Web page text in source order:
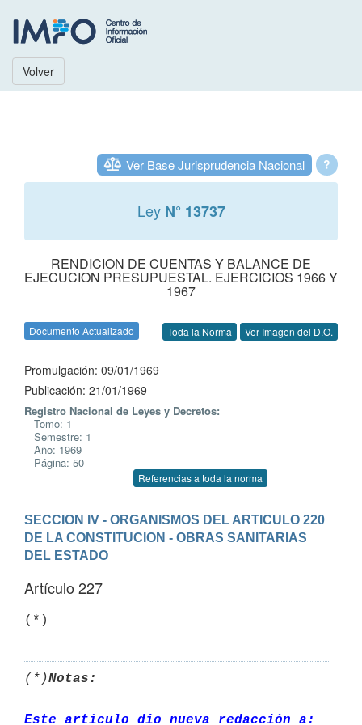
Volver
?
Ver Base Jurisprudencia Nacional
Ley N° 13737
RENDICION DE CUENTAS Y BALANCE DE
EJECUCION PRESUPUESTAL. EJERCICIOS 1966 Y
1967
Documento Actualizado Toda la Norma Ver Imagen del D.O.
Promulgación: 09/01/1969
Publicación: 21/01/1969
Registro Nacional de Leyes y Decretos:
Tomo: 1
Semestre: 1
Año: 1969
Página: 50
Referencias a toda la norma
SECCION IV - ORGANISMOS DEL ARTICULO 220
DE LA CONSTITUCION - OBRAS SANITARIAS
DEL ESTADO
Artículo 227
(*)
(*)Notas:
Este artículo dio nueva redacción a: